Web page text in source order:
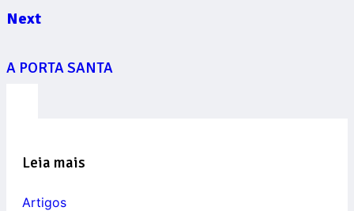
Next
A PORTA SANTA
Leia mais
Artigos